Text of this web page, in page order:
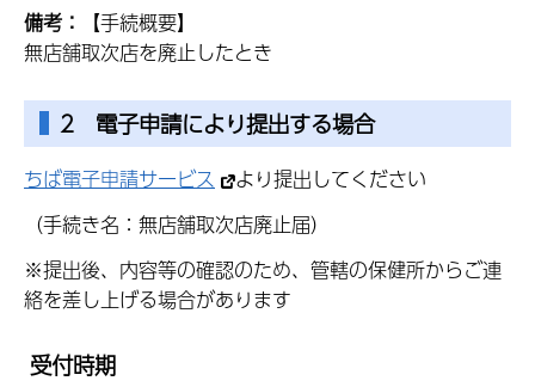
備考：
【手続概要】
無店舗取次店を廃止したとき
2 電子申請により提出する場合
ちば電子申請サービス
より提出してください
（手続き名：無店舗取次店廃止届）
※提出後、内容等の確認のため、管轄の保健所からご連
絡を差し上げる場合があります
受付時期